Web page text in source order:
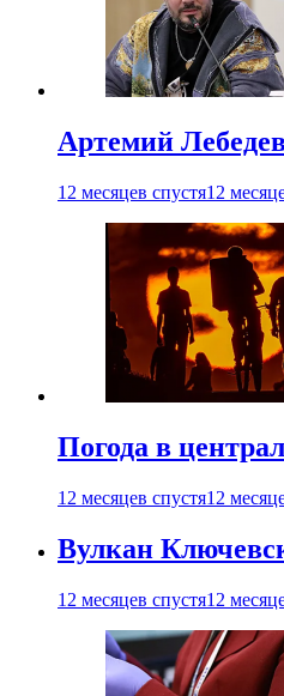
Артемий
12 месяцев спустя12
Погода в
12 месяцев спустя12
Вулкан
12 месяцев спустя12